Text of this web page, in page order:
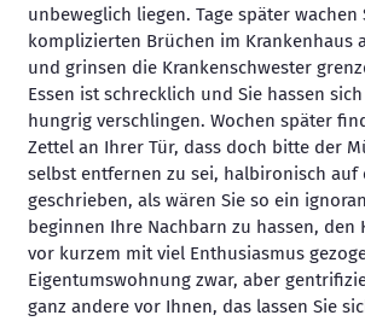
unbeweglich liegen. Tage später
komplizierten Brüchen im Krankenhaus
und grinsen die Krankenschwester
Essen ist schrecklich und Sie hassen
hungrig verschlingen. Wochen später
Zettel an Ihrer Tür, dass doch bitte der
selbst entfernen zu sei, halbironisch auf
geschrieben, als wären Sie so ein
beginnen Ihre Nachbarn zu hassen, den
vor kurzem mit viel Enthusiasmus
Eigentumswohnung zwar, aber
ganz andere vor Ihnen, das lassen Sie